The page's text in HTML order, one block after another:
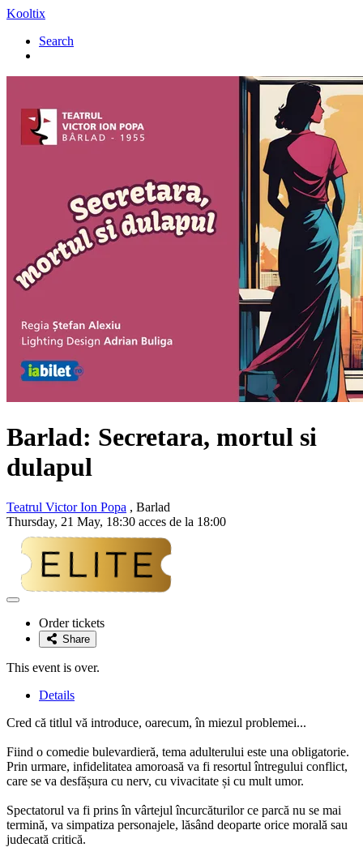
Kooltix
Search
Barlad: Secretara, mortul si
dulapul
Teatrul Victor Ion Popa , Barlad
Thursday, 21 May, 18:30 acces de la 18:00
Adaugă
favoriteOrder tickets
Share
This event is over.
Details
Cred că titlul vă introduce, oarecum, în miezul problemei...
Fiind o comedie bulevardieră, tema adulterului este una obligatorie.
Prin urmare, infidelitatea amoroasă va fi resortul întregului conflict,
care se va desfășura cu nerv, cu vivacitate și cu mult umor.
Spectatorul va fi prins în vârtejul încurcăturilor ce parcă nu se mai
termină, va simpatiza personajele, lăsând deoparte orice morală sau
judecată critică.